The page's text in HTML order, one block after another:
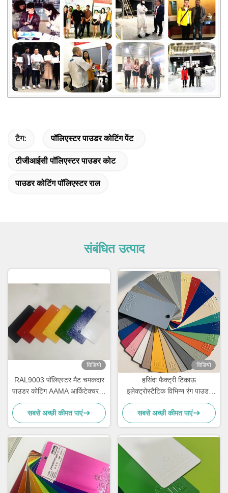
टैग: पॉलिएस्टर पाउडर कोटिंग पेंट
टीजीआईसी पॉलिएस्टर पाउडर कोट
पाउडर कोटिंग पॉलिएस्टर राल
संबंधित उत्पाद
विडियो
RAL9003 पॉलिएस्टर मैट चमकदार
पाउडर कोटिंग AAMA आर्किटेक्चर के
लिए प्रमाणित
सबसे अच्छी कीमत पाएं
विडियो
हसिंदा फैक्ट्री टिकाऊ
इलेक्ट्रोस्टैटिक विभिन्न रंग पाउडर
कोटिंग स्प्रे पेंट स्टॉक में
सबसे अच्छी कीमत पाएं